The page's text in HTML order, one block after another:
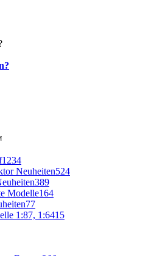
1234
Neuheiten524
389
Modelle164
77
1:87, 1:6415